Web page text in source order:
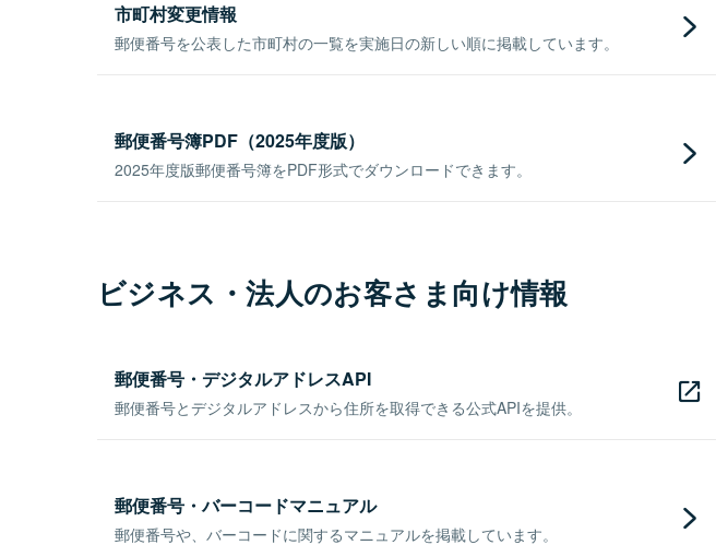
市町村変更情報
郵便番号を公表した市町村の一覧を実施日の新しい順に掲載しています。
郵便番号簿PDF（2025年度版）
2025年度版郵便番号簿をPDF形式でダウンロードできます。
ビジネス・法人のお客さま向け情報
郵便番号・デジタルアドレスAPI
郵便番号とデジタルアドレスから住所を取得できる公式APIを提供。
郵便番号・バーコードマニュアル
郵便番号や、バーコードに関するマニュアルを掲載しています。